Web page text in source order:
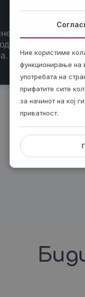
за сите лица
кои се во
Ние користиме
функционирање на
употребата на
прифатите сите
за начинот на кој
приватност.